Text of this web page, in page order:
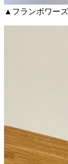
▲フランボワー